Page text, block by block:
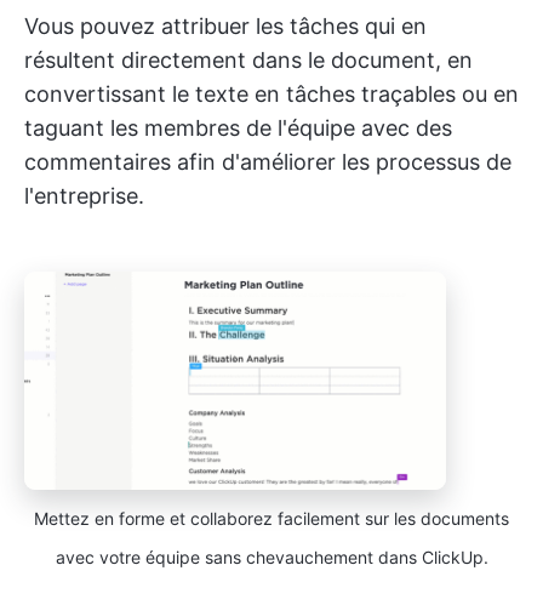
Vous pouvez attribuer les tâches qui en
résultent directement dans le document, en
convertissant le texte en tâches traçables ou en
taguant les membres de l'équipe avec des
commentaires afin d'améliorer les processus de
l'entreprise.
Mettez en forme et collaborez facilement sur les documents
avec votre équipe sans chevauchement dans ClickUp.